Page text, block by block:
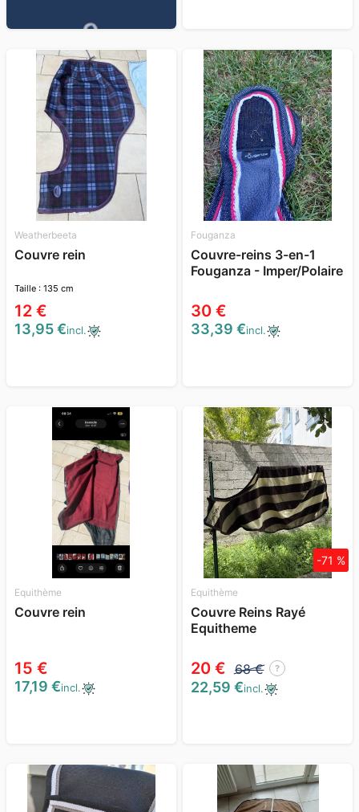
Weatherbeeta
Couvre rein
Taille : 135 cm
12 €
13,95 €incl.
Fouganza
Couvre-reins 3-en-1
Fouganza - Imper/Polaire
30 €
33,39 €incl.
Equithème
Couvre rein
15 €
17,19 €incl.
Equithème
Couvre Reins Rayé
Equitheme
20 € 68 € ?
-71 %
22,59 €incl.